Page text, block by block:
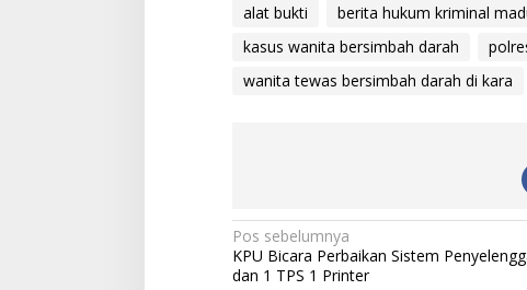
alat bukti berita hukum kriminal
kasus wanita bersimbah darah
wanita tewas bersimbah darah di kara
Navigasi
pos
Pos sebelumnya
KPU Bicara Perbaikan Sistem
dan 1 TPS 1 Printer